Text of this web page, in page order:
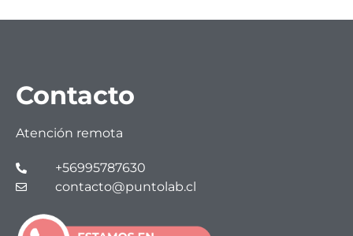
Contacto
Atención remota
+56995787630
contacto@puntolab.cl